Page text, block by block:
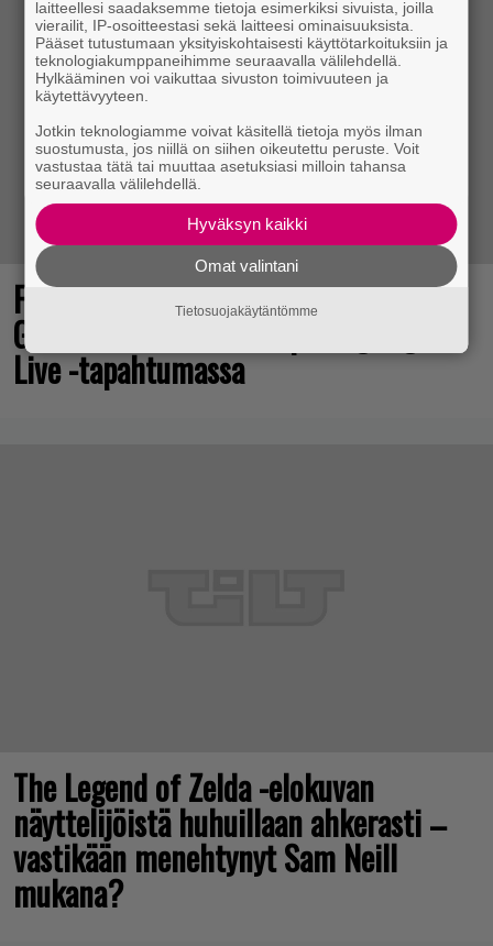
Final Fantasy VII Revelation näytillä
Gamescom-messujen Opening Night
Live -tapahtumassa
The Legend of Zelda -elokuvan
näyttelijöistä huhuillaan ahkerasti –
vastikään menehtynyt Sam Neill
mukana?
laitteellesi saadaksemme tietoja esimerkiksi sivuista, joilla
vierailit, IP-osoitteestasi sekä laitteesi ominaisuuksista.
Pääset tutustumaan yksityiskohtaisesti käyttötarkoituksiin ja
teknologiakumppaneihimme seuraavalla välilehdellä.
Hylkääminen voi vaikuttaa sivuston toimivuuteen ja
käytettävyyteen.
Jotkin teknologiamme voivat käsitellä tietoja myös ilman
suostumusta, jos niillä on siihen oikeutettu peruste. Voit
vastustaa tätä tai muuttaa asetuksiasi milloin tahansa
seuraavalla välilehdellä.
Hyväksyn kaikki
Omat valintani
Tietosuojakäytäntömme